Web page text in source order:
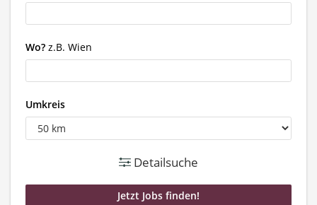
Wo? z.B. Wien
Umkreis
Detailsuche